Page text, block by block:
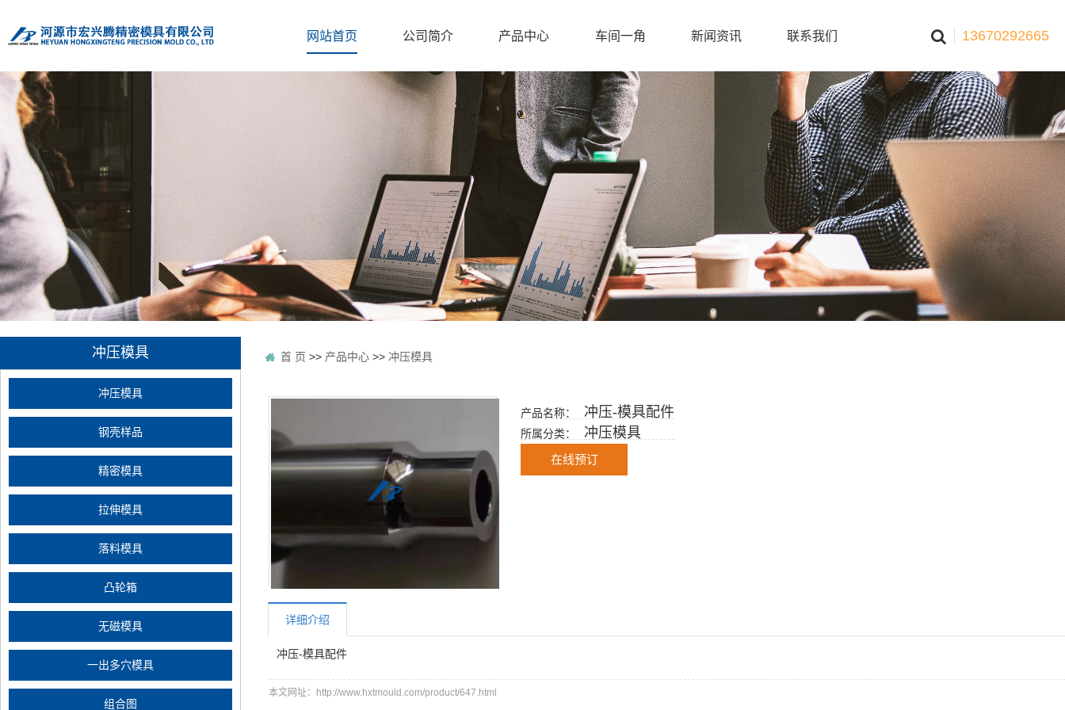
网站首页 公司简介 产品中心 车间一角 新闻资讯 联系我们 13670292665
冲压模具
冲压模具
钢壳样品
精密模具
拉伸模具
落料模具
凸轮箱
无磁模具
一出多穴模具
组合图
首 页 >> 产品中心 >>冲压模具
产品名称： 冲压-模具配件
所属分类： 冲压模具
在线预订
详细介绍
冲压-模具配件
本文网址：http://www.hxtmould.com/product/647.html